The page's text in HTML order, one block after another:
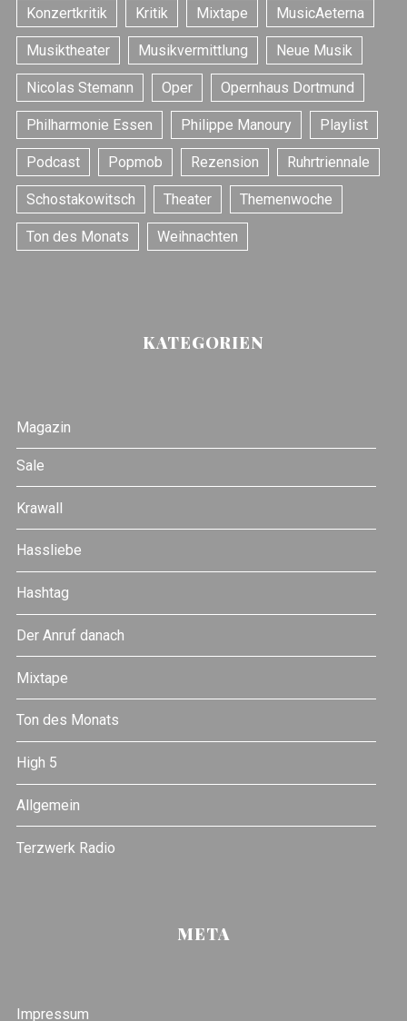
Konzertkritik Kritik Mixtape MusicAeterna
Musiktheater Musikvermittlung Neue Musik
Nicolas Stemann Oper Opernhaus Dortmund
Philharmonie Essen Philippe Manoury Playlist
Podcast Popmob Rezension Ruhrtriennale
Schostakowitsch Theater Themenwoche
Ton des Monats Weihnachten
KATEGORIEN
Magazin
Sale
Krawall
Hassliebe
Hashtag
Der Anruf danach
Mixtape
Ton des Monats
High 5
Allgemein
Terzwerk Radio
META
Impressum